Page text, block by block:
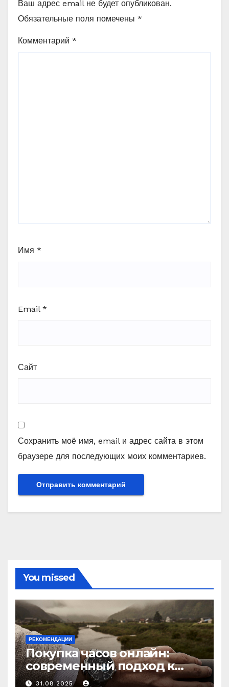
Ваш адрес email не будет опубликован.
Обязательные поля помечены *
Комментарий *
Имя *
Email *
Сайт
Сохранить моё имя, email и адрес сайта в этом
браузере для последующих моих комментариев.
You missed
РЕКОМЕНДАЦИИ
Покупка часов онлайн:
современный подход к
выбору аксессуаров
31.08.2025